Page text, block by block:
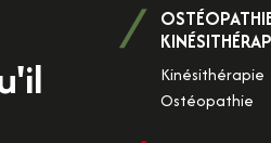
Kinésithérapie
Ostéopathie